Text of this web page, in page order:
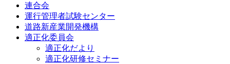
連合会
運行管理者試験センター
道路新産業開発機構
適正化委員会
適正化だより
適正化研修セミナー